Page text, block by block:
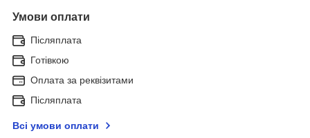
Умови оплати
Післяплата
Готівкою
Оплата за реквізитами
Післяплата
Всі умови оплати